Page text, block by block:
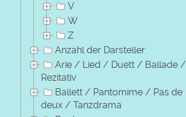
V
W
Z
Anzahl der Darsteller
Arie / Lied / Duett / Ballade /
Rezitativ
Ballett / Pantomime / Pas de
deux / Tanzdrama